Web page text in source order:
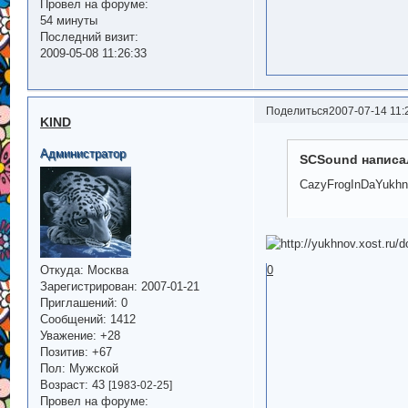
Провел на форуме:
54 минуты
Последний визит:
2009-05-08 11:26:33
Поделиться2007-07-14
KIND
Администратор
Откуда: Москва
Зарегистрирован: 2007-01-21
Приглашений: 0
Сообщений: 1412
Уважение: +28
Позитив: +67
Пол: Мужской
Возраст: 43 [1983-02-25]
Провел на форуме:
SCSound
0